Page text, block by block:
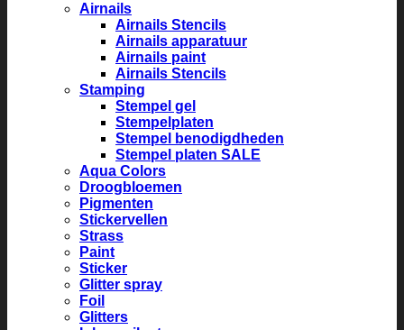
Airnails
Airnails Stencils
Airnails apparatuur
Airnails paint
Airnails Stencils
Stamping
Stempel gel
Stempelplaten
Stempel benodigdheden
Stempel platen SALE
Aqua Colors
Droogbloemen
Pigmenten
Stickervellen
Strass
Paint
Sticker
Glitter spray
Foil
Glitters